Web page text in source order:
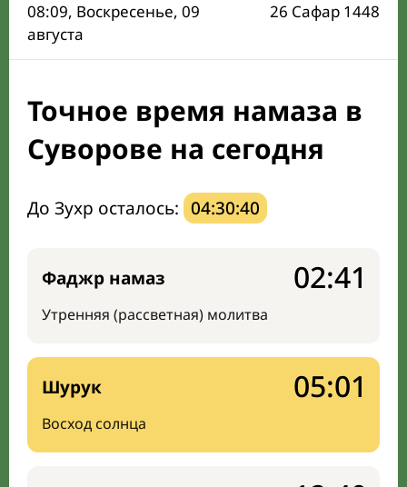
Время Сухура и Ифтара на сегодня
Календарь рамадана
Направление киблы
08:09, Воскресенье, 09
августа
26 Сафар 1448
Точное время намаза в
Суворове на сегодня
До Зухр осталось: 04:30:39
Фаджр намаз
Утренняя (рассветная) молитва
02:41
Шурук
Восход солнца
05:01